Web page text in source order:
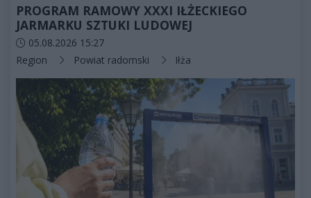
PROGRAM RAMOWY XXXI IŁŻECKIEGO
JARMARKU SZTUKI LUDOWEJ
Data dodania artykułu:
05.08.2026 15:27
Kategorie artykułu:
Region Powiat radomski Iłża